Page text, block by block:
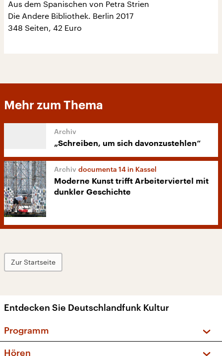
Aus dem Spanischen von Petra Strien
Die Andere Bibliothek. Berlin 2017
348 Seiten, 42 Euro
Mehr zum Thema
„Schreiben, um sich davonzustehlen“
documenta 14 in Kassel
Moderne Kunst trifft Arbeiterviertel mit
dunkler Geschichte
Zur Startseite
Entdecken Sie Deutschlandfunk Kultur
Programm
Hören